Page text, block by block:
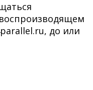
до или